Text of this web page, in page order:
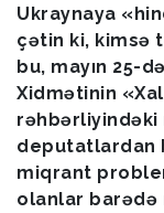
Ukraynaya
çətin ki, kimsə
bu, mayın 25-
Xidmətinin
deputatlardan
miqrant
olanlar barədə